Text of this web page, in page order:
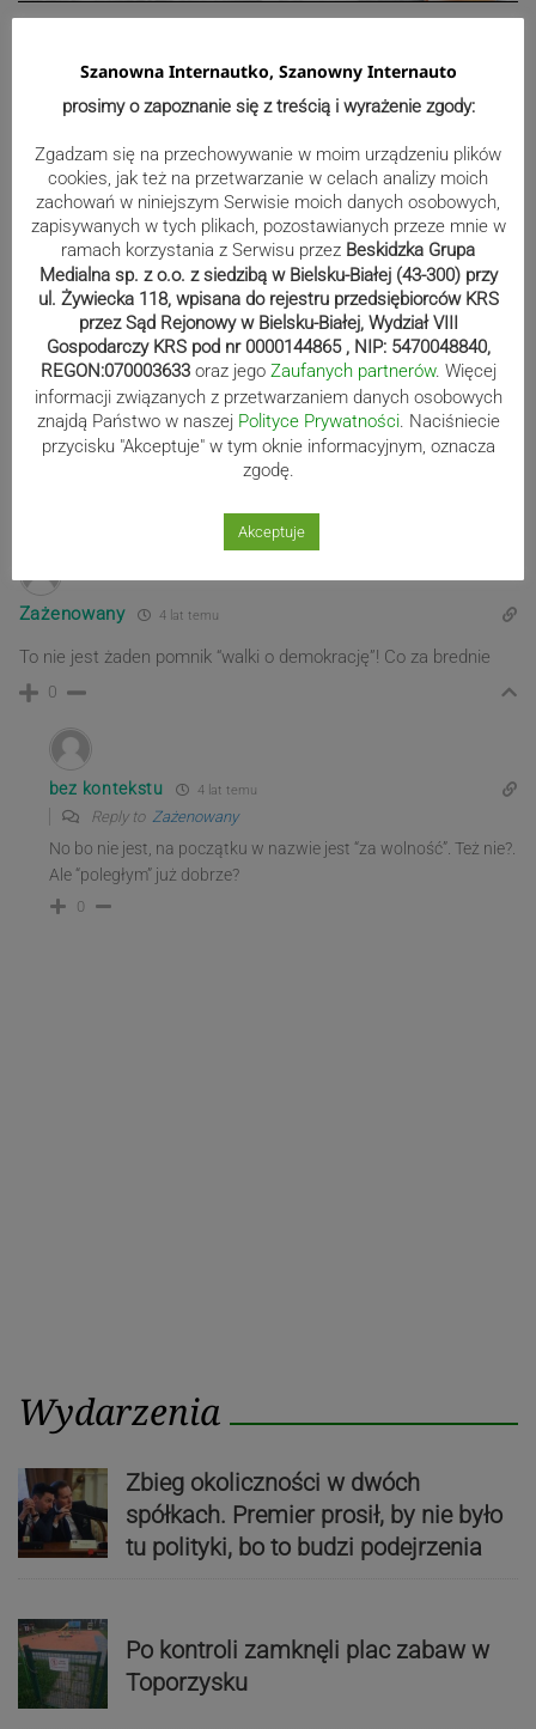
Nawigacja
wpisu
Poprzedni post
Poprzedni
Następny post
3KOMENTARZY
najnowszy
bezpieczeństwo głów 4 lat temu
Może trzeba nad bramą a pod orłem zainstalować siatkę
ochronną aby fragmenty z orła nie spadły komuś na głowę? Na
siatkę może znajdą się pieniądze.
Zażenowany 4 lat temu
To nie jest żaden pomnik “walki o demokrację”! Co za brednie
0
bez kontekstu 4 lat temu
Reply to Zażenowany
No bo nie jest, na początku w nazwie jest “za wolność”. Też nie?.
Ale “poległym” już dobrze?
0
Wydarzenia
Zbieg okoliczności w dwóch
spółkach. Premier prosił, by nie było
tu polityki, bo to budzi podejrzenia
Po kontroli zamknęli plac zabaw w
Toporzysku
Szanowna Internautko, Szanowny Internauto
prosimy o zapoznanie się z treścią i wyrażenie zgody:
Zgadzam się na przechowywanie w moim urządzeniu plików
cookies, jak też na przetwarzanie w celach analizy moich
zachowań w niniejszym Serwisie moich danych osobowych,
zapisywanych w tych plikach, pozostawianych przeze mnie w
ramach korzystania z Serwisu przez Beskidzka Grupa
Medialna sp. z o.o. z siedzibą w Bielsku-Białej (43-300) przy
ul. Żywiecka 118, wpisana do rejestru przedsiębiorców KRS
przez Sąd Rejonowy w Bielsku-Białej, Wydział VIII
Gospodarczy KRS pod nr 0000144865 , NIP: 5470048840,
REGON:070003633 oraz jego Zaufanych partnerów. Więcej
informacji związanych z przetwarzaniem danych osobowych
znajdą Państwo w naszej Polityce Prywatności. Naciśniecie
przycisku "Akceptuje" w tym oknie informacyjnym, oznacza
zgodę.
Akceptuje